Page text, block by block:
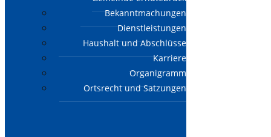
Bekanntmachungen
Dienstleistungen
Haushalt und Abschlüsse
Karriere
Organigramm
Ortsrecht und Satzungen